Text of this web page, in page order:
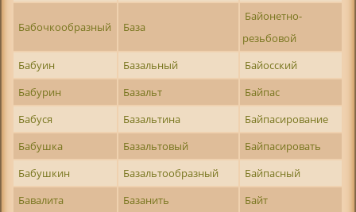
Бабочкообразный База
Байонетно-
резьбовой
Бабуин
Базальный
Байосский
Бабурин
Базальт
Байпас
Бабуся
Базальтина
Байпасирование
Бабушка
Базальтовый
Байпасировать
Бабушкин
Базальтообразный
Байпасный
Бавалита
Базанить
Байт